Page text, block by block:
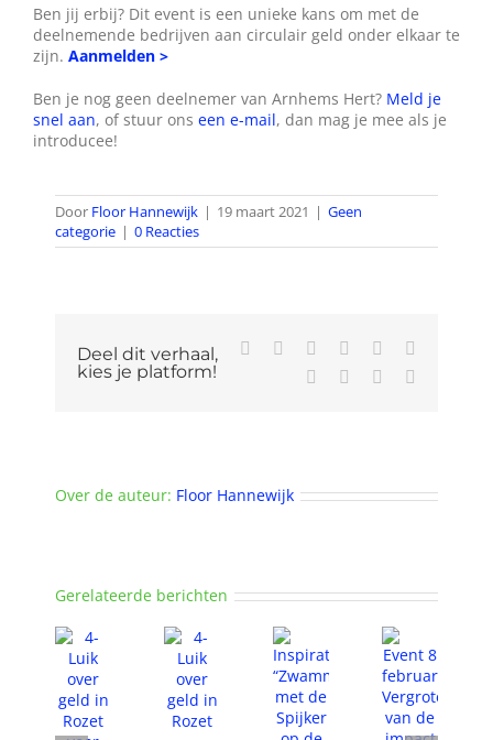
Ben jij erbij? Dit event is een unieke kans om met de
deelnemende bedrijven aan circulair geld onder elkaar te
zijn. Aanmelden >
Ben je nog geen deelnemer van Arnhems Hert? Meld je
snel aan, of stuur ons een e-mail, dan mag je mee als je
introducee!
Door Floor Hannewijk | 19 maart 2021 | Geen
categorie | 0 Reacties
Deel dit verhaal,
kies je platform!
Facebook Reddit LinkedInWhatsApp
Pinterest
Xing
Over de auteur: Floor Hannewijk
Gerelateerde berichten